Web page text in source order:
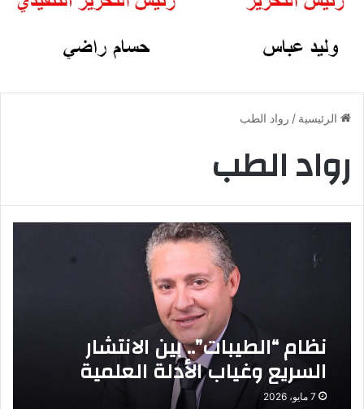
الرئيسية / رواد الطب
رواد الطب
نظام “الطيبات”.. بين الانتشار
السريع وغياب الأدلة العلمية
7 مايو، 2026